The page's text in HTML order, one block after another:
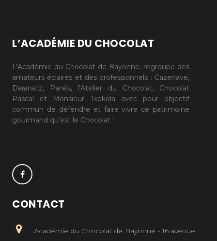
L’ACADÉMIE DU CHOCOLAT
L’Académie du Chocolat de Bayonne, regroupe des
amateurs éclairés et des professionnels : Cazenave,
Daranatz, Pariés, l’Atelier du Chocolat, Chocolat
Pascal et Monsieur Txokola avec pour objectif
commun de défendre et faire vivre ce patrimoine
gourmand qu’est le Chocolat !
CONTACT
Académie du Chocolat de Bayonne - 16 avenue